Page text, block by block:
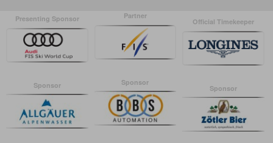
Presenting Sponsor Partner
Official Timekeeper
Sponsor Sponsor
Sponsor